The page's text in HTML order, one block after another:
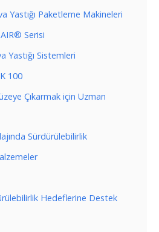
Yastığı Paketleme Makineleri
Serisi
Yastığı Sistemleri
100
Çıkarmak için Uzman
​​Sürdürülebilirlik
Hedeflerine Destek